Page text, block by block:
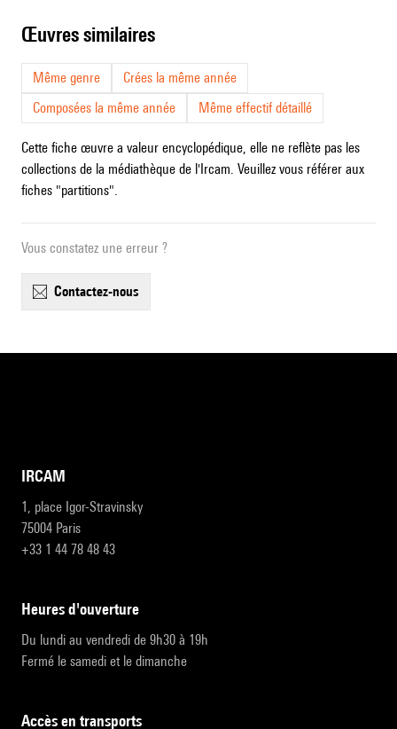
œuvres similaires
Même genre
Crées la même année
Composées la même année
Même effectif détaillé
Cette fiche œuvre a valeur encyclopédique, elle ne reflète pas les
collections de la médiathèque de l'Ircam. Veuillez vous référer aux
fiches "partitions".
Vous constatez une erreur ?
contactez-nous
IRCAM
1, place Igor-Stravinsky
75004 Paris
+33 1 44 78 48 43
heures d'ouverture
Du lundi au vendredi de 9h30 à 19h
Fermé le samedi et le dimanche
accès en transports